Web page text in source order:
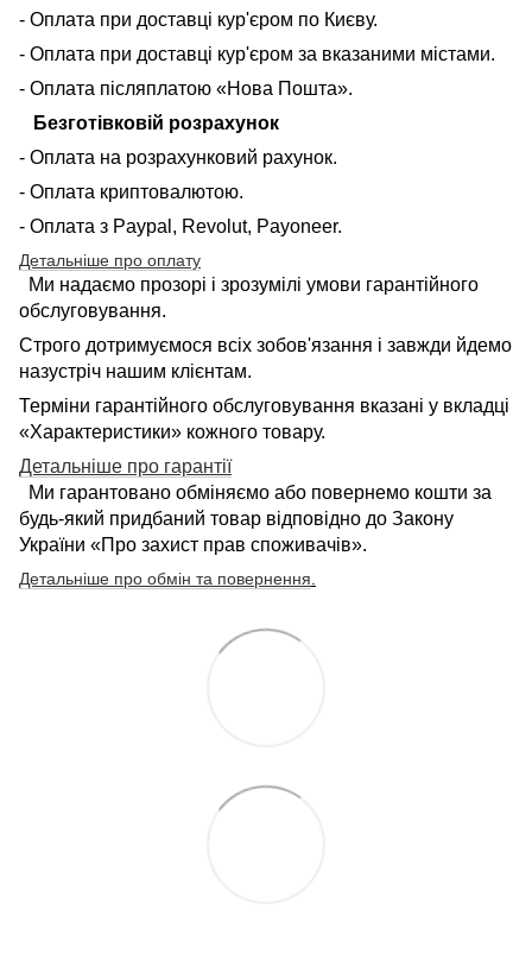
- Оплата при доставці кур'єром по Києву.
- Оплата при доставці кур'єром за вказаними містами.
- Оплата післяплатою «Нова Пошта».
Безготівковій розрахунок
- Оплата на розрахунковий рахунок.
- Оплата криптовалютою.
- Оплата з Paypal, Revolut, Payoneer.
Детальніше про оплату
Ми надаємо прозорі і зрозумілі умови гарантійного
обслуговування.
Строго дотримуємося всіх зобов'язання і завжди йдемо
назустріч нашим клієнтам.
Терміни гарантійного обслуговування вказані у вкладці
«Характеристики» кожного товару.
Детальніше про гарантії
Ми гарантовано обміняємо або повернемо кошти за
будь-який придбаний товар відповідно до Закону
України «Про захист прав споживачів».
Детальніше про обмін та повернення